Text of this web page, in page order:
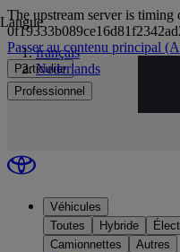
The upstream server is timing
Passer au contenu principal
Particulier
Professionnel
Véhicules
Toutes
Hybride
Camionnettes
Autres
Langue
français
Nederlands